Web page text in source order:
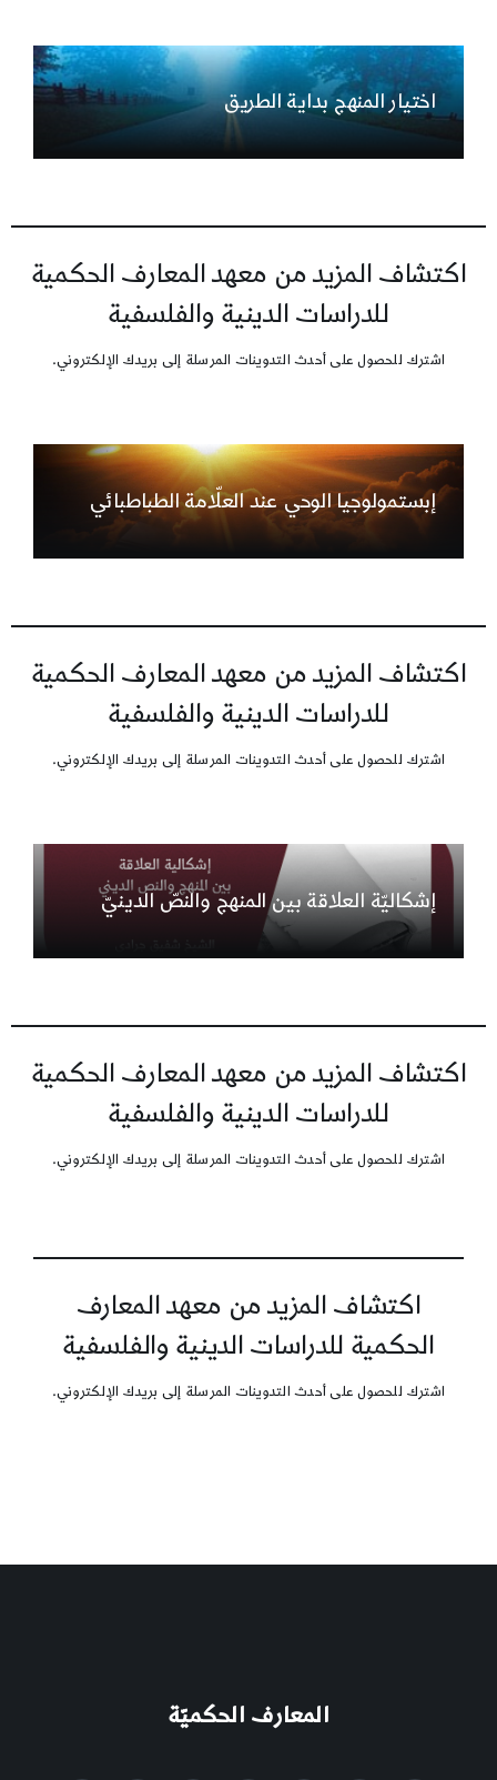
اختيار المنهج بداية الطريق
اكتشاف المزيد من معهد المعارف الحكمية
للدراسات الدينية والفلسفية
اشترك للحصول على أحدث التدوينات المرسلة إلى بريدك الإلكتروني.
إبستمولوجيا الوحي عند العلّامة الطباطبائي
اكتشاف المزيد من معهد المعارف الحكمية
للدراسات الدينية والفلسفية
اشترك للحصول على أحدث التدوينات المرسلة إلى بريدك الإلكتروني.
إشكاليّة العلاقة بين المنهج والنصّ الدينيّ
اكتشاف المزيد من معهد المعارف الحكمية
للدراسات الدينية والفلسفية
اشترك للحصول على أحدث التدوينات المرسلة إلى بريدك الإلكتروني.
اكتشاف المزيد من معهد المعارف
الحكمية للدراسات الدينية والفلسفية
اشترك للحصول على أحدث التدوينات المرسلة إلى بريدك الإلكتروني.
المعارف الحكميّة